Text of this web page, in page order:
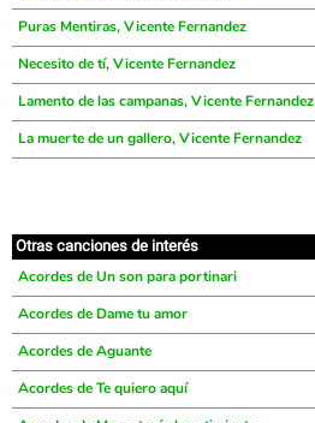
Puras Mentiras, Vicente Fernandez
Necesito de tí, Vicente Fernandez
Lamento de las campanas, Vicente Fernandez
La muerte de un gallero, Vicente Fernandez
Otras canciones de interés
Acordes de Un son para portinari
Acordes de Dame tu amor
Acordes de Aguante
Acordes de Te quiero aquí